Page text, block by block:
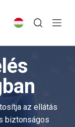
az ellátás
biztonságos